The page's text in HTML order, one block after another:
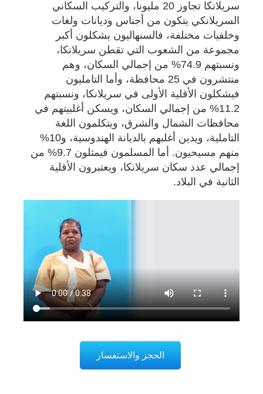
سريلانكا تجاوز 20 مليونا، والتركيب السكاني
السريلانكي يتكون من أجناس وديانات ولغات
وخلفيات مختلفة، فالسنهاليون يشكلون أكبر
مجموعة من الشعوب التي تقطن سريلانكا،
ونسبتهم 74.9% من إجمالي السكان، وهم
منتشرون في 25 محافظة، وأما التامليون
فيشكلون الأقلية الأولى في سريلانكا، ونسبتهم
11.2% من إجمالي السكان، ويسكن أغلبيتهم في
محافظات الشمال والشرق، ويتكلمون اللغة
التاملية، ويدين أغلبهم بالديانة الهندوسية، و10%
منهم مسيحيون. أما المسلمون فيمثلون 9.7% من
إجمالي عدد سكان سريلانكا، ويعتبرون الأقلية
الثانية في البلاد.
الحجز والاستفسار